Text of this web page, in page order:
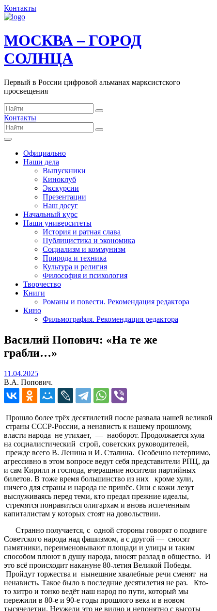
Контакты
МОСКВА – ГОРОД
СОЛНЦА
Первый в России цифровой альманах марксистского
просвещения
Контакты
Официально
Наши дела
Выпускники
Киноклуб
Экскурсии
Презентации
Наш досуг
Начальный курс
Наши университеты
История и ратная слава
Публицистика и экономика
Социализм и коммунизм
Природа и техника
Культура и религия
Философия и психология
Творчество
Книги
Романы и повести. Рекомендация редактора
Кино
Фильмография. Рекомендация редактора
Василий Попович: «На те же
грабли…»
11.04.202511.04.2025
В.А. Попович.
Прошло более трёх десятилетий после развала нашей великой
страны СССР-России, а ненависть к нашему прошлому,
власти народа не утихает, — наоборот. Продолжается хула
на социалистический строй, советских руководителей,
прежде всего В. Ленина и И. Сталина. Особенно нетерпимо,
агрессивно в этом вопросе ведут себя представители РПЦ, да
и сам Кирилл и господа, вчерашние носители партийных
билетов. В тоже время большинство из них кроме хули,
ничего для страны и народа не принёс. Они с кожи лезут
выслуживаясь перед теми, кто предал прежние идеалы,
стремятся понравиться олигархам и вновь испеченным
капиталистам у которых стоят на довольствии.
Странно получается, с одной стороны говорят о подвиге
Советского народа над фашизмом, а с другой — сносят
памятники, переименовывают площади и улицы и таким
способом плюют в душу народа, вносят разлад в общество. И
это всё происходит накануне 80-летия Великой Победы.
Пройдут торжества и нынешние хвалебные речи сменят на
ненависть. Такое было в последние десятилетия не раз. Кто-
то хитро и тонко ведёт наш народ по пути, который мы
пережили в 80-е и 90-е годы прошлого века и в новом
тысячелетии. Неужели это не видно и непонятно с высоты